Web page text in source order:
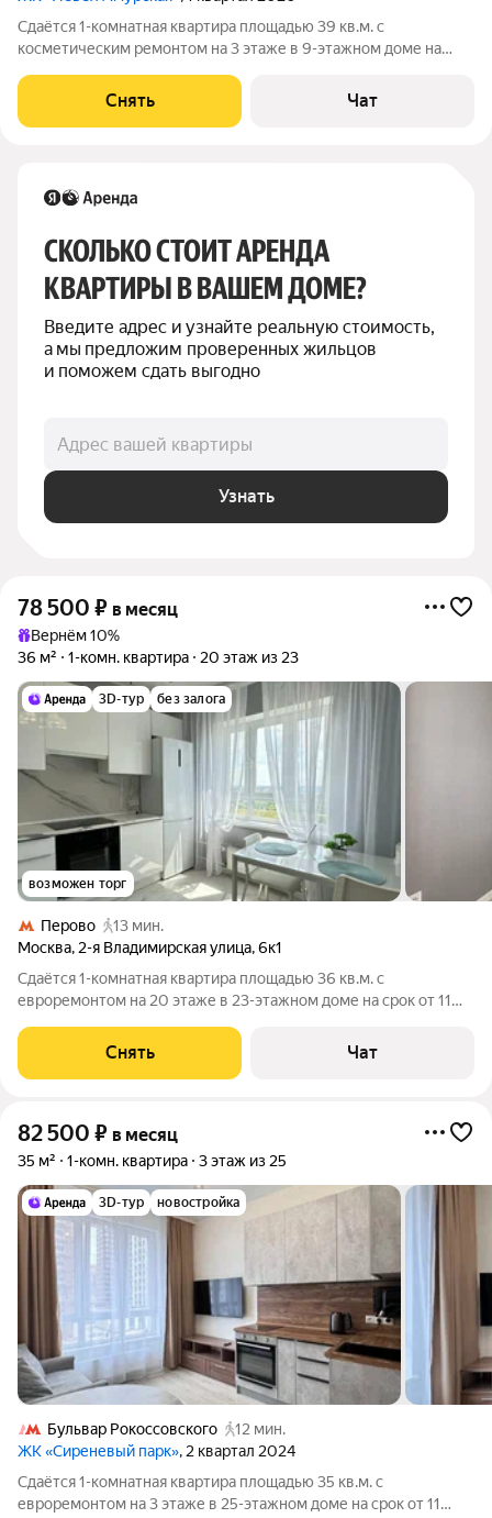
Сдаётся 1-комнатная квартира площадью 39 кв.м. с
косметическим ремонтом на 3 этаже в 9-этажном доме на
Стиральная машина Холодильник Посудомоечная машина
Кондиционер Микроволновка Дом
Снять Чат
СКОЛЬКО СТОИТ АРЕНДА
КВАРТИРЫ В ВАШЕМ ДОМЕ?
Введите адрес и узнайте реальную стоимость,
а мы предложим проверенных жильцов
и поможем сдать выгодно
Адрес вашей квартиры
Узнать
78 500 ₽ в месяц
Вернём 10%
36 м²
1-комн. квартира 20 этаж из 23
3D-тур без залога
возможен торг
Перово
13 мин.
Москва, 2-я Владимирская улица,6к1
Сдаётся 1-комнатная квартира площадью 36 кв.м. с
евроремонтом на 20 этаже в 23-этажном доме на срок от 11
Холодильник Посудомоечная машина Микроволновка Дом -
монолитный. В подъезде 5
Снять Чат
82 500 ₽ в месяц
35 м² 1-комн. квартира 3 этаж из 25
3D-тур новостройка
Бульвар Рокоссовского
12 мин.
ЖК «Сиреневый парк», 2 квартал 2024
Сдаётся 1-комнатная квартира площадью 35 кв.м. с
евроремонтом на 3 этаже в 25-этажном доме на срок от 11